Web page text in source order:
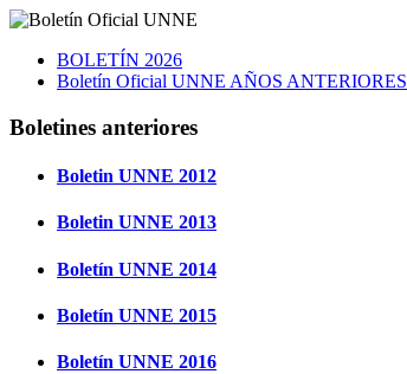
BOLETÍN 2026
Boletín Oficial UNNE AÑOS ANTERIORES
Boletines anteriores
Boletin UNNE 2012
Boletin UNNE 2013
Boletín UNNE 2014
Boletín UNNE 2015
Boletín UNNE 2016